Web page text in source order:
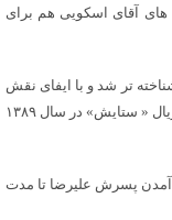
آقای اسکویی هم برای
خنیاگر با سریال « چهره به چهره» در سال ۱۳۸۷ شناخته تر شد و با ایفای نقش
در سریال « مرگ تدریجی» در سال ۸۷ و در نهایت با سریال « ستایش» در سال ۱۳۸۹
آمدن پسرش علیرضا تا مدت